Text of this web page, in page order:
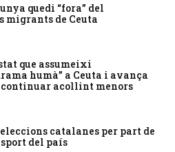
quedi “fora” del
migrants de Ceuta
que assumeixi
humà” a Ceuta i avança
continuar acollint menors
catalanes per part de
del país